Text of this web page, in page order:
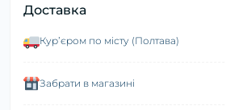
Доставка
Курʼєром по місту (Полтава)
Забрати в магазині